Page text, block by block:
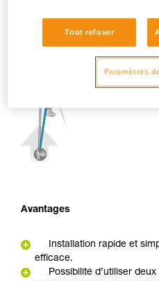
Avantages
Installation rapide et
efficace.
Possibilité d’utiliser
Tout refuser
Paramètres